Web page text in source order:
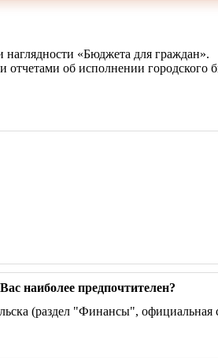
наглядности «Бюджета для граждан».
об исполнении городского
наиболее предпочтителен?
(раздел "Финансы",